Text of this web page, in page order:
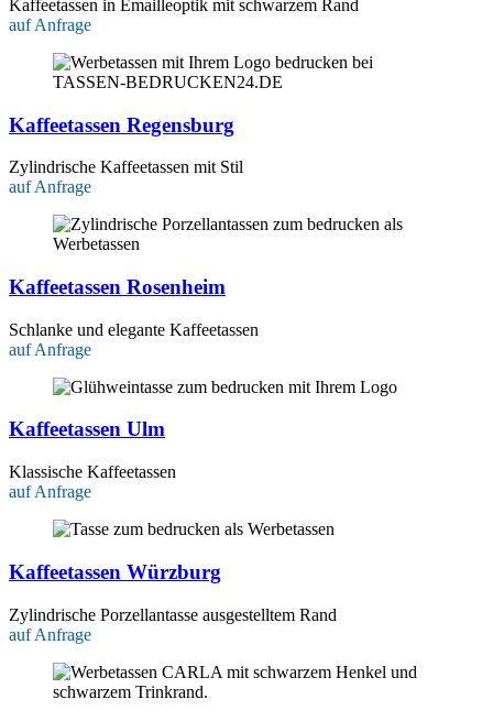
Kaffeetassen in Emailleoptik mit schwarzem Rand
auf Anfrage
Kaffeetassen Regensburg
Zylindrische Kaffeetassen mit Stil
auf Anfrage
Kaffeetassen Rosenheim
Schlanke und elegante Kaffeetassen
auf Anfrage
Kaffeetassen Ulm
Klassische Kaffeetassen
auf Anfrage
Kaffeetassen Würzburg
Zylindrische Porzellantasse ausgestelltem Rand
auf Anfrage